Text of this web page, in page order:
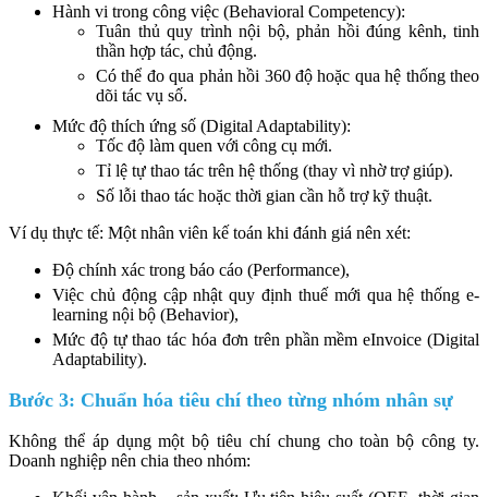
Hành vi trong công việc (Behavioral Competency):
Tuân thủ quy trình nội bộ, phản hồi đúng kênh, tinh
thần hợp tác, chủ động.
Có thể đo qua phản hồi 360 độ hoặc qua hệ thống theo
dõi tác vụ số.
Mức độ thích ứng số (Digital Adaptability):
Tốc độ làm quen với công cụ mới.
Tỉ lệ tự thao tác trên hệ thống (thay vì nhờ trợ giúp).
Số lỗi thao tác hoặc thời gian cần hỗ trợ kỹ thuật.
Ví dụ thực tế: Một nhân viên kế toán khi đánh giá nên xét:
Độ chính xác trong báo cáo (Performance),
Việc chủ động cập nhật quy định thuế mới qua hệ thống e-
learning nội bộ (Behavior),
Mức độ tự thao tác hóa đơn trên phần mềm eInvoice (Digital
Adaptability).
Bước 3: Chuẩn hóa tiêu chí theo từng nhóm nhân sự
Không thể áp dụng một bộ tiêu chí chung cho toàn bộ công ty.
Doanh nghiệp nên chia theo nhóm: